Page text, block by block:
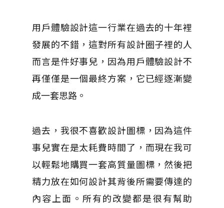
用戶體驗設計這一行業在過去的十年裡
發展的不錯，這對所有設計圈子裡的人
而言是件好事兒，因為用戶體驗設計不
再僅僅是一個最終方案，它已經逐漸變
成一套思路。
過去，我很不喜歡設計圖標，因為這件
事兒實在是太耗費時間了，而現在我可
以輕鬆地購買一套高質量圖標，然後把
精力放在如何設計其背後所需要傳達的
內容上面。 所有的改變都是很有幫助